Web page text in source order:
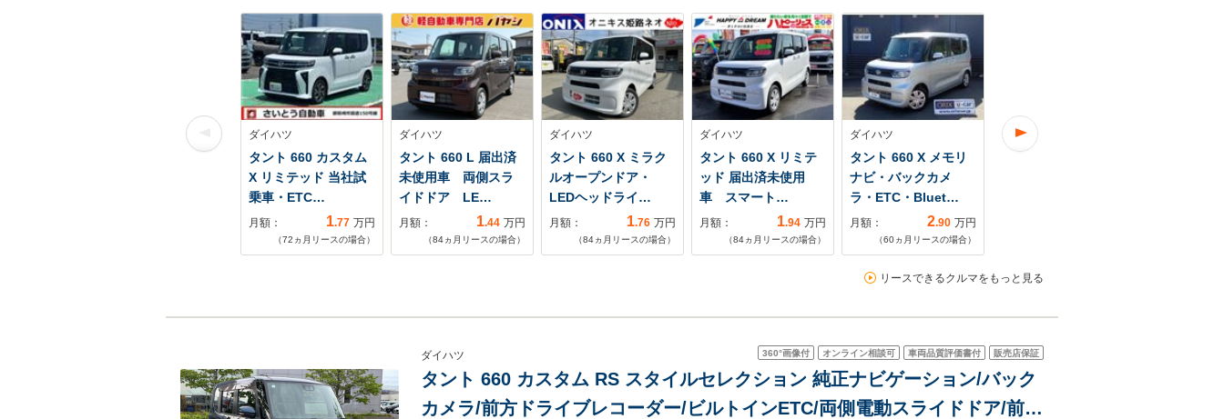
ダイハツ
タント 660 カスタム
X リミテッド 当社試
乗車・ETC…
月額： 1.77 万円
（72 ヵ月リースの場合）
ダイハツ
タント 660 L 届出済
未使用車 両側スラ
イドドア LE…
月額： 1.44 万円
（84ヵ月リースの場合）
ダイハツ
タント 660 X ミラク
ルオープンドア・
LEDヘッドライ…
月額： 1.76 万円
（84ヵ月リースの場合）
ダイハツ
タント 660 X リミテ
ッド 届出済未使用
車 スマート…
月額： 1.94 万円
（84ヵ月リースの場合）
ダイハツ
タント 660 X メモリ
ナビ・バックカメ
ラ・ETC・Bluet…
月額： 2.90 万円
（60ヵ月リースの場合）
ダイハツ
リースできるクルマをもっと見る
360°画像付 オンライン相談可 車両品質評価書付 販売店保証
ダイハツ
タント 660 カスタム RS スタイルセレクション 純正ナビゲーション/バック
カメラ/前方ドライブレコーダー/ビルトインETC/両側電動スライドドア/前席